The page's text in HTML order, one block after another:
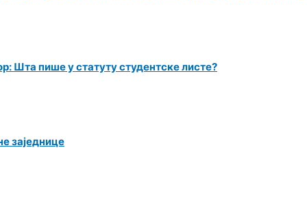
Шта пише у статуту студентске листе?
заједнице